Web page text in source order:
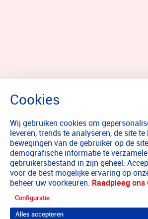
Wij gebruiken cookies om
leveren, trends te analyseren, de site te
bewegingen van de gebruiker op de
demografische informatie te
gebruikersbestand in zijn geheel.
voor de best mogelijke ervaring op
beheer uw voorkeuren. Raadpleeg
Configuratie
Alles accepteren